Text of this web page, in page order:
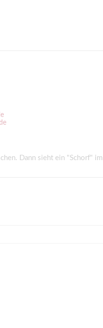
Dann sieht ein "Schorf"